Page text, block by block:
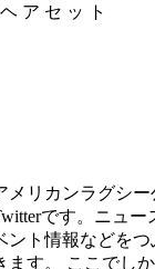
ア セ ッ ト
メリカンラグシー
です。ニュー
ント情報などをつ
ます。 ここでし